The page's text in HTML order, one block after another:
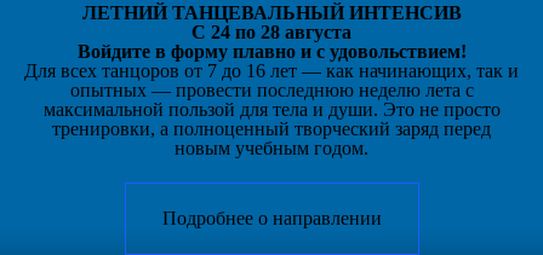
ЛЕТНИЙ ТАНЦЕВАЛЬНЫЙ ИНТЕНСИВ
С 24 по 28 августа
Войдите в форму плавно и с удовольствием!
Для всех танцоров от 7 до 16 лет — как начинающих, так и
опытных — провести последнюю неделю лета с
максимальной пользой для тела и души. Это не просто
тренировки, а полноценный творческий заряд перед
новым учебным годом.
Подробнее о направлении